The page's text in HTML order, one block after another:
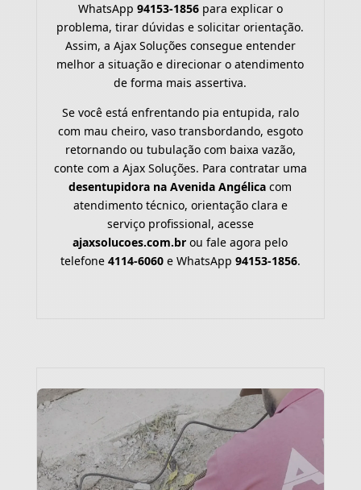
WhatsApp 94153-1856para explicar o
problema, tirar dúvidas e solicitar orientação.
Assim, a Ajax Soluções consegue entender
melhor a situação e direcionar o atendimento
de forma mais assertiva.
Se você está enfrentando pia entupida, ralo
com mau cheiro, vaso transbordando, esgoto
retornando ou tubulação com baixa vazão,
conte com a Ajax Soluções. Para contratar uma
desentupidora na Avenida Angélica com
atendimento técnico, orientação clara e
serviço profissional, acesse
ajaxsolucoes.com.br ou fale agora pelo
telefone 4114-6060e WhatsApp 94153-1856.